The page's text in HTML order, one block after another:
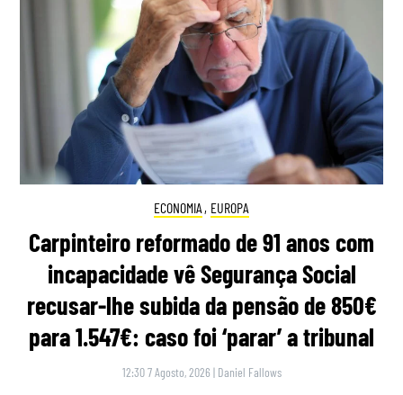
ECONOMIA , EUROPA
Carpinteiro reformado de 91 anos com
incapacidade vê Segurança Social
recusar-lhe subida da pensão de 850€
para 1.547€: caso foi ‘parar’ a tribunal
12:30 7 Agosto, 2026 | Daniel Fallows